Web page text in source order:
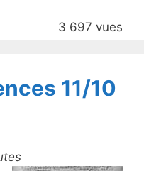
3 697 vues
11/10